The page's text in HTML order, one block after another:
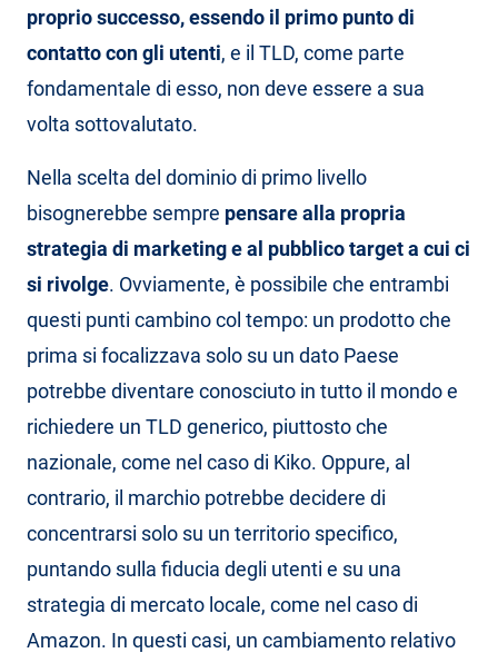
proprio successo, essendo il primo punto di
contatto con gli utenti, e il TLD, come parte
fondamentale di esso, non deve essere a sua
volta sottovalutato.
Nella scelta del dominio di primo livello
bisognerebbe sempre pensare alla propria
strategia di marketing e al pubblico target a cui ci
si rivolge. Ovviamente, è possibile che entrambi
questi punti cambino col tempo: un prodotto che
prima si focalizzava solo su un dato Paese
potrebbe diventare conosciuto in tutto il mondo e
richiedere un TLD generico, piuttosto che
nazionale, come nel caso di Kiko. Oppure, al
contrario, il marchio potrebbe decidere di
concentrarsi solo su un territorio specifico,
puntando sulla fiducia degli utenti e su una
strategia di mercato locale, come nel caso di
Amazon. In questi casi, un cambiamento relativo